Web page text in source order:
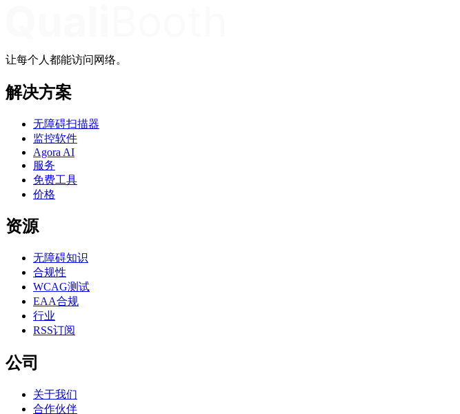
让每个人都能访问网络。
解决方案
无障碍扫描器
监控软件
Agora AI
服务
免费工具
价格
资源
无障碍知识
合规性
WCAG测试
EAA合规
行业
RSS订阅
公司
关于我们
合作伙伴